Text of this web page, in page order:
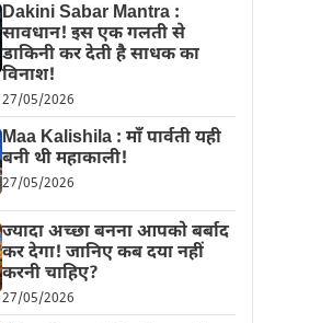
Dakini Sabar Mantra :
सावधान! इस एक गलती से
डाकिनी कर देती है साधक का
विनाश!
27/05/2026
Maa Kalishila : माँ पार्वती यही
बनी थी महाकाली!
27/05/2026
ज्यादा अच्छा बनना आपको बर्बाद
कर देगा! जानिए कब दया नहीं
करनी चाहिए?
27/05/2026